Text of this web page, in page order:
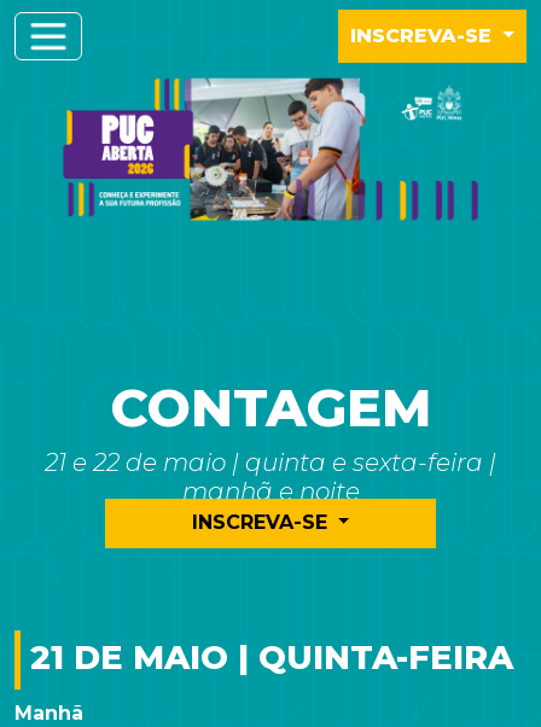
INSCREVA-SE
CONTAGEM
21 e 22 de maio | quinta e sexta-feira |
manhã e noite
INSCREVA-SE
21 DE MAIO | QUINTA-FEIRA
Manhã